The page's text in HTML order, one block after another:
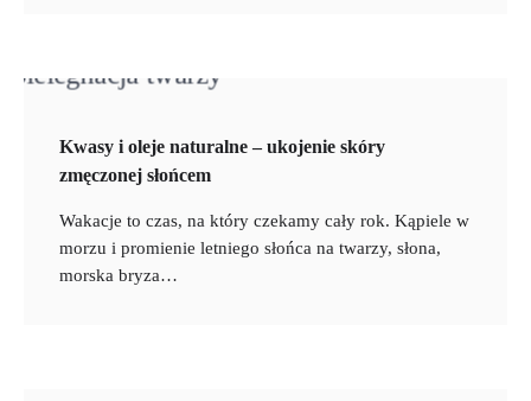
Kwasy i oleje naturalne – ukojenie skóry
zmęczonej słońcem
Wakacje to czas, na który czekamy cały rok. Kąpiele w
morzu i promienie letniego słońca na twarzy, słona,
morska bryza…